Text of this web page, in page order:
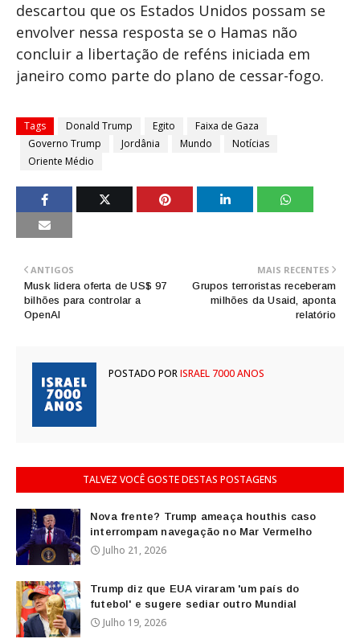
descartou que os Estados Unidos possam se
envolver nessa resposta se o Hamas não
concluir a libertação de reféns iniciada em
janeiro como parte do plano de cessar-fogo.
Tags Donald Trump Egito
Faixa de Gaza
Governo Trump
Jordânia Mundo
Notícias
Oriente Médio
MAIS RECENTES
Grupos terroristas receberam
milhões da Usaid, aponta
relatório
ANTIGOS
Musk lidera oferta de US$ 97
bilhões para controlar a
OpenAI
POSTADO PORISRAEL 7000 ANOS
TALVEZ VOCÊ GOSTE DESTAS POSTAGENS
Nova frente? Trump ameaça houthis caso
interrompam navegação no Mar Vermelho
Julho 21, 2026
Trump diz que EUA viraram 'um país do
futebol' e sugere sediar outro Mundial
Julho 19, 2026